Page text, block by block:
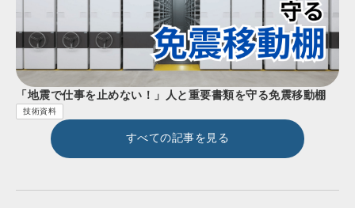
「地震で仕事を止めない！」人と重要書類を守る免震移動棚
技術資料
すべての記事を見る